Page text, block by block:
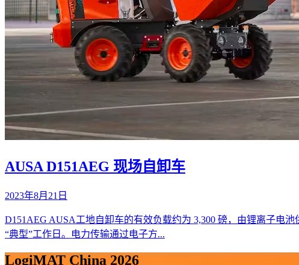
AUSA D151AEG 现场自卸车
2023年8月21日
D151AEG AUSA工地自卸车的有效负载约为 3,300 磅，由锂离子电
“典型”工作日。电力传输通过电子方...
LogiMAT China 2026